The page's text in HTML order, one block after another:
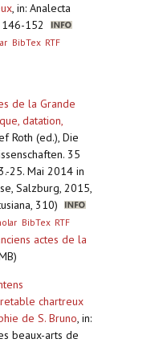
, in: Analecta
146-152
BibTex RTF
de la Grande
datation,
Roth (ed.), Die
35
25. Mai 2014 in
Salzburg, 2015,
310)
BibTex RTF
actes de la
chartreux
de S. Bruno, in:
beaux-arts de